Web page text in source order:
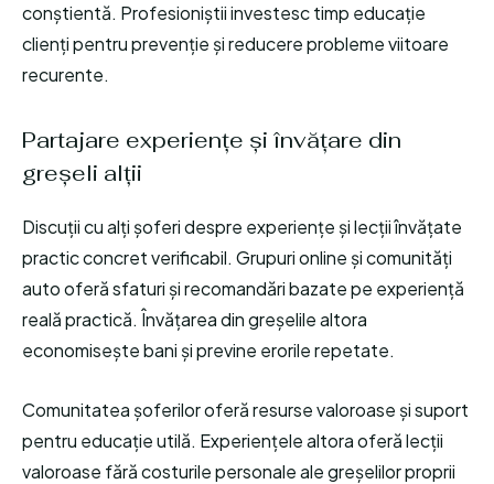
conștientă. Profesioniștii investesc timp educație
clienți pentru prevenție și reducere probleme viitoare
recurente.
Partajare experiențe și învățare din
greșeli alții
Discuții cu alți șoferi despre experiențe și lecții învățate
practic concret verificabil. Grupuri online și comunități
auto oferă sfaturi și recomandări bazate pe experiență
reală practică. Învățarea din greșelile altora
economisește bani și previne erorile repetate.
Comunitatea șoferilor oferă resurse valoroase și suport
pentru educație utilă. Experiențele altora oferă lecții
valoroase fără costurile personale ale greșelilor proprii